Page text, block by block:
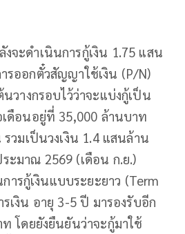
จะดำเนินการกู้เงิน 1.75 แสน
รออกตั๋วสัญญาใช้เงิน (P/N)
วางกรอบไว้ว่าจะแบ่งกู้เป็น
เดือนอยู่ที่ 35,000 ล้านบาท
รวมเป็นวงเงิน 1.4 แสนล้าน
มาณ 2569 (เดือน ก.ย.)
รกู้เงินแบบระยะยาว (Term
เงิน อายุ 3-5 ปี มารองรับอีก
โดยยังยืนยันว่าจะกู้มาใช้